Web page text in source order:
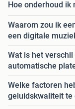
Hoe onderhoud ik
Waarom zou ik
een digitale
Wat is het
automatische
Welke factoren
geluidskwaliteit te